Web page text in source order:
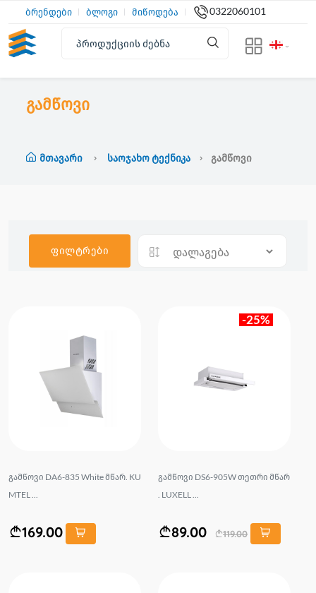
ბრენდები ბლოგი მიწოდება 0322060101
გამწოვი
Მთავარი Საოჯახო Ტექნიკა Გამწოვი
ფილტრები
გამწოვი DA6-835 White მწარ. KU
MTEL ...
169.00
-25%
გამწოვი DS6-905W თეთრი მწარ
. LUXELL ...
89.00 119.00